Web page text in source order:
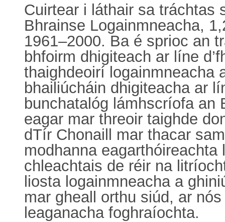
Cuirtear i láthair sa tráchtas
Bhrainse Logainmneacha,
1961–2000. Ba é sprioc an
bhfoirm dhigiteach ar líne
thaighdeoirí logainmneacha
bhailiúcháin dhigiteacha ar
bunchatalóg lámhscríofa an
eagar mar threoir taighde
dTír Chonaill mar thacar
modhanna
chleachtais de réir na
liosta logainmneacha a
mar gheall orthu siúd, ar
leaganacha foghraíochta.